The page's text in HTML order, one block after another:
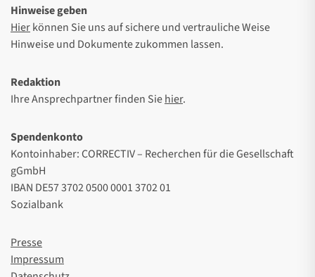
Hinweise geben
Hierkönnen Sie uns auf sichere und vertrauliche Weise
Hinweise und Dokumente zukommen lassen.
Redaktion
Ihre Ansprechpartner finden Siehier.
Spendenkonto
Kontoinhaber: CORRECTIV – Recherchen für die Gesellschaft
gGmbH
IBAN DE57 3702 0500 0001 3702 01
Sozialbank
Presse
Impressum